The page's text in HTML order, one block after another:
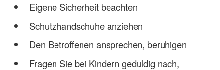
Eigene Sicherheit beachten
Schutzhandschuhe anziehen
Den Betroffenen ansprechen, beruhigen
Fragen Sie bei Kindern geduldig nach,